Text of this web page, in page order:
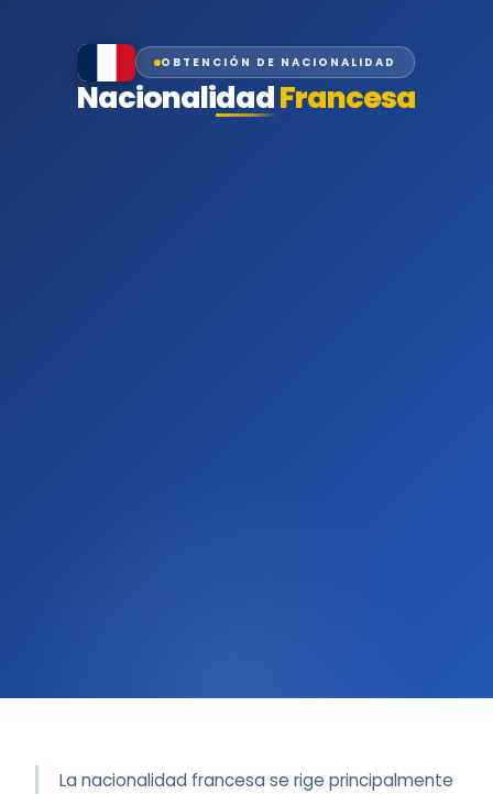
OBTENCIÓN DE NACIONALIDAD
NacionalidadFrancesa
La nacionalidad francesa se rige principalmente